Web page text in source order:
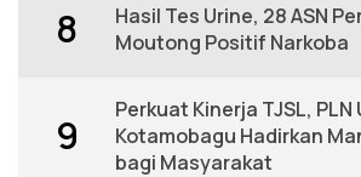
8
Hasil Tes Urine, 28 ASN
Moutong Positif Narkoba
9
Perkuat Kinerja TJSL, PLN
Kotamobagu Hadirkan
bagi Masyarakat